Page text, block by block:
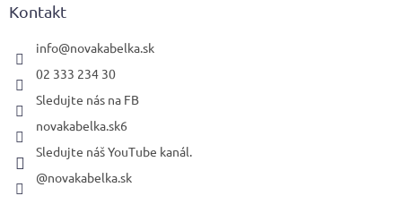
Kontakt
info@novakabelka.sk
02 333 234 30
Sledujte nás na FB
novakabelka.sk6
Sledujte náš YouTube kanál.
@novakabelka.sk